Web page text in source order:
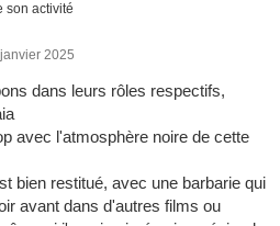
son activité
2025
dans leurs rôles respectifs,
avec l'atmosphère noire de cette
bien restitué, avec une barbarie qui
avant dans d'autres films ou